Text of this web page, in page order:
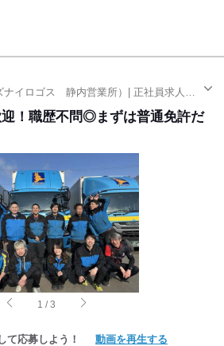
ドライバー・運転手（シズナイロゴス 静内営業所）| 正社員求人（鵡川駅）
！職歴不問◎まずは普通免許だ
1 /3
て応募しよう！ 動画を再生する